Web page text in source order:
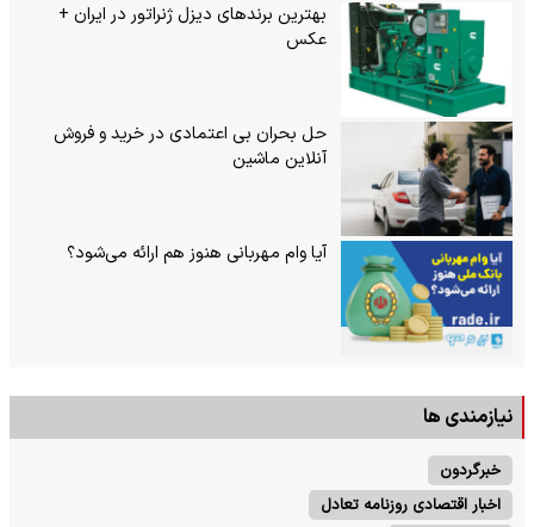
بهترین برندهای دیزل ژنراتور در ایران +
عکس
حل بحران بی‌ اعتمادی در خرید و فروش
آنلاین ماشین
آیا وام مهربانی هنوز هم ارائه می‌شود؟
نیازمندی ها
خبرگردون
اخبار اقتصادی روزنامه تعادل